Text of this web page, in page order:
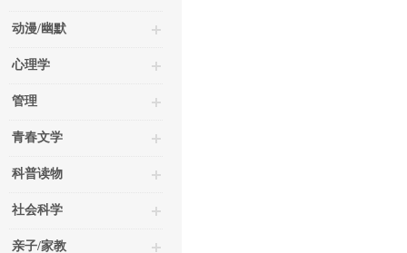
动漫/幽默
心理学
管理
青春文学
科普读物
社会科学
亲子/家教